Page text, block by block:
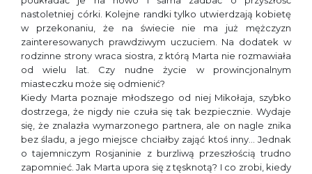
nastoletniej córki. Kolejne randki tylko utwierdzają kobietę
w przekonaniu, że na świecie nie ma już mężczyzn
zainteresowanych prawdziwym uczuciem. Na dodatek w
rodzinne strony wraca siostra, z którą Marta nie rozmawiała
od wielu lat. Czy nudne życie w prowincjonalnym
miasteczku może się odmienić?
Kiedy Marta poznaje młodszego od niej Mikołaja, szybko
dostrzega, że nigdy nie czuła się tak bezpiecznie. Wydaje
się, że znalazła wymarzonego partnera, ale on nagle znika
bez śladu, a jego miejsce chciałby zająć ktoś inny… Jednak
o tajemniczym Rosjaninie z burzliwą przeszłością trudno
zapomnieć. Jak Marta upora się z tęsknotą? I co zrobi, kiedy